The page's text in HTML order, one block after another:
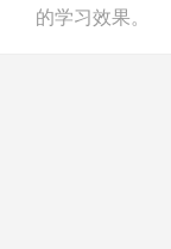
的学习效果。